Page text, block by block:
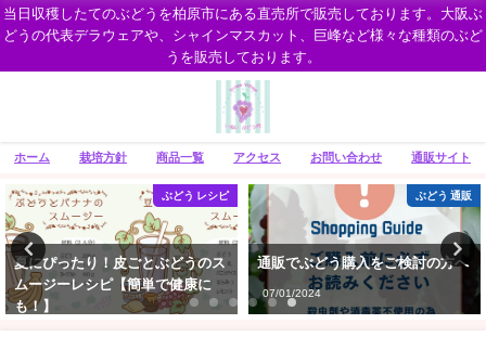
当日収穫したてのぶどうを柏原市にある直売所で販売しております。大阪ぶ
どうの代表デラウェアや、シャインマスカット、巨峰など様々な種類のぶど
うを販売しております。
ホーム 栽培方針 商品一覧 アクセス お問い合わせ 通販サイト
ぶどう 通販
通販でぶどう購入をご検討の方へ
07/01/2024
お知らせ・ニュース
いぬいぶどう園のインスタグラム
06/25/2025